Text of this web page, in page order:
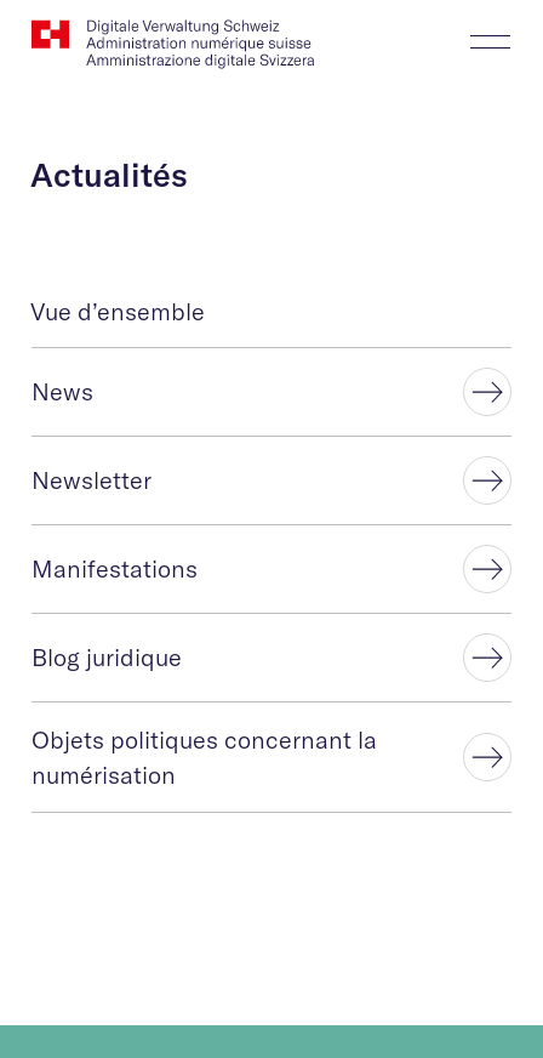
Website
Logo
Recherche
Actualités
Vue d’ensemble
News
Newsletter
Manifestations
Blog juridique
Objets politiques concernant la
numérisation